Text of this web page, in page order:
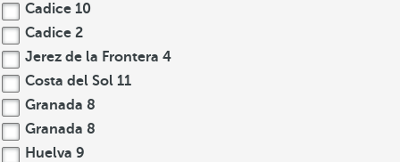
Cadice 10
Cadice 2
Jerez de la Frontera 4
Costa del Sol 11
Granada 8
Granada 8
Huelva 9